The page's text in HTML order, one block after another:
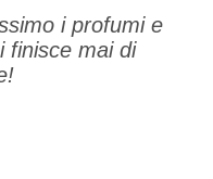
i profumi e
finisce mai di